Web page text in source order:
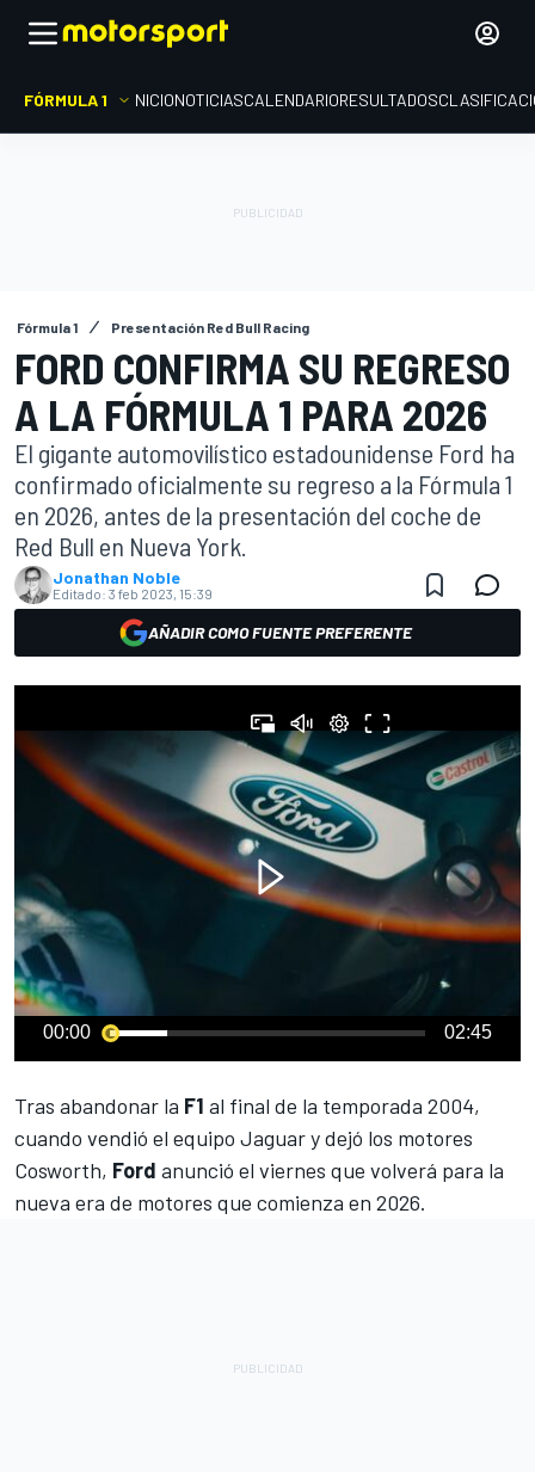
FÓRMULA 1 INICIONOTICIASCALENDARIORESULTADOS
Fórmula 1 Presentación Red Bull Racing
FORD CONFIRMA SU REGRESO
A LA FÓRMULA 1 PARA 2026
El gigante automovilístico estadounidense Ford ha
confirmado oficialmente su regreso a la Fórmula 1
en 2026, antes de la presentación del coche de
Red Bull en Nueva York.
Jonathan Noble
Editado: 3 feb 2023, 15:39
AÑADIR COMO FUENTE PREFERENTE
00:00 02:45
Tras abandonar la F1 al final de la temporada 2004,
cuando vendió el equipo Jaguar y dejó los motores
Cosworth, Ford anunció el viernes que volverá para la
nueva era de motores que comienza en 2026.